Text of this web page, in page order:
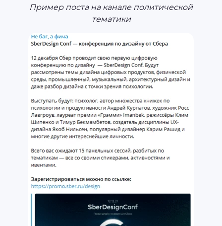
Пример поста на канале политической
тематики